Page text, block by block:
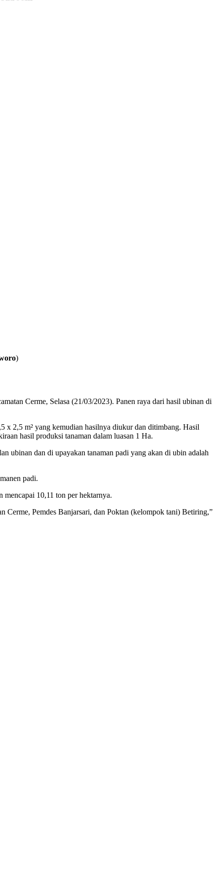
)
Cerme, Selasa (21/03/2023). Panen raya dari hasil ubinan di
x 2,5 m² yang kemudian hasilnya diukur dan ditimbang. Hasil
hasil produksi tanaman dalam luasan 1 Ha.
ubinan dan di upayakan tanaman padi yang akan di ubin adalah
padi.
10,11 ton per hektarnya.
Cerme, Pemdes Banjarsari, dan Poktan (kelompok tani) Betiring,”